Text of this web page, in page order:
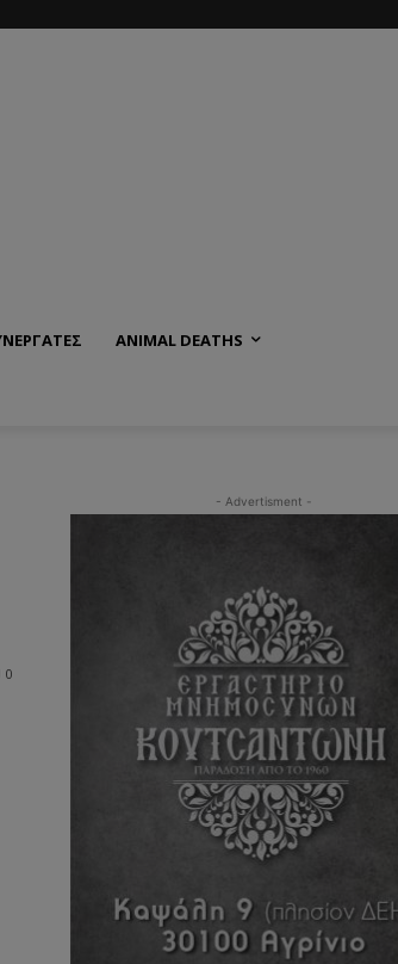
ANIMAL DEATHS
0
- Advertisment -